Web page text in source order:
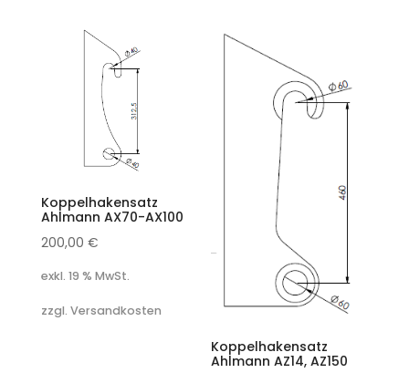
Koppelhakensatz
Ahlmann AX70-AX100
200,00 €
exkl. 19 % MwSt.
zzgl. Versandkosten
Koppelhakensatz
Ahlmann AZ14, AZ150